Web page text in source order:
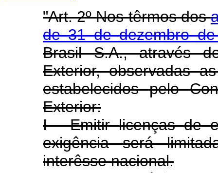
"Art. 2º Nos têrmos dos
de 31 de dezembro
Brasil S.A., através
Exterior, observadas
estabelecidos pelo
Exterior:
I - Emitir licenças de
exigência será
interêsse nacional.